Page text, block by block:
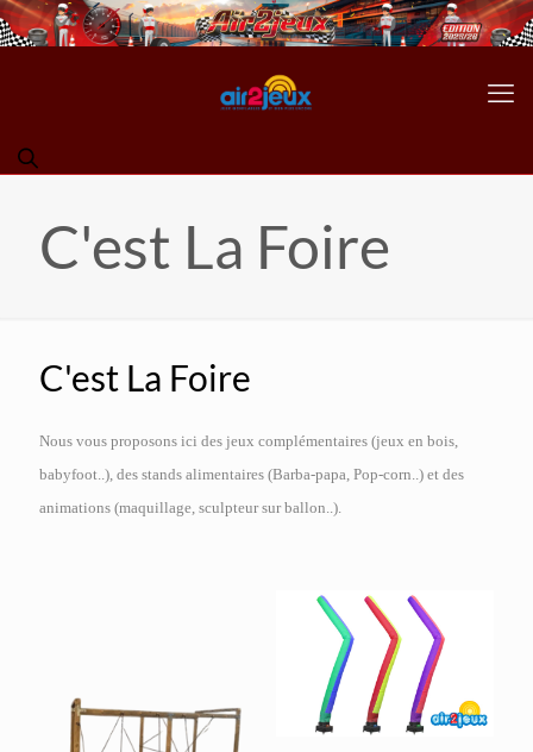
C'est La Foire
C'est La Foire
Nous vous proposons ici des jeux complémentaires (jeux en bois,
babyfoot..), des stands alimentaires (Barba-papa, Pop-corn..) et des
animations (maquillage, sculpteur sur ballon..).